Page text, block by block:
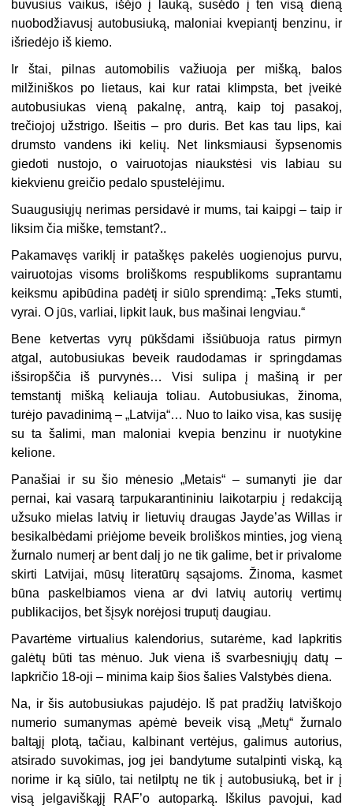
buvusius vaikus, išėjo į lauką, susėdo į ten visą dieną
nuobodžiavusį autobusiuką, maloniai kvepiantį benzinu, ir
išriedėjo iš kiemo.
Ir štai, pilnas automobilis važiuoja per mišką, balos
milžiniškos po lietaus, kai kur ratai klimpsta, bet įveikė
autobusiukas vieną pakalnę, antrą, kaip toj pasakoj,
trečiojoj užstrigo. Išeitis – pro duris. Bet kas tau lips, kai
drumsto vandens iki kelių. Net linksmiausi šypsenomis
giedoti nustojo, o vairuotojas niaukstėsi vis labiau su
kiekvienu greičio pedalo spustelėjimu.
Suaugusiųjų nerimas persidavė ir mums, tai kaipgi – taip ir
liksim čia miške, temstant?..
Pakamavęs variklį ir pataškęs pakelės uogienojus purvu,
vairuotojas visoms broliškoms respublikoms suprantamu
keiksmu apibūdina padėtį ir siūlo sprendimą: „Teks stumti,
vyrai. O jūs, varliai, lipkit lauk, bus mašinai lengviau.“
Bene ketvertas vyrų pūkšdami išsiūbuoja ratus pirmyn
atgal, autobusiukas beveik raudodamas ir springdamas
išsiropščia iš purvynės… Visi sulipa į mašiną ir per
temstantį mišką keliauja toliau. Autobusiukas, žinoma,
turėjo pavadinimą – „Latvija“… Nuo to laiko visa, kas susiję
su ta šalimi, man maloniai kvepia benzinu ir nuotykine
kelione.
Panašiai ir su šio mėnesio „Metais“ – sumanyti jie dar
pernai, kai vasarą tarpukarantininiu laikotarpiu į redakciją
užsuko mielas latvių ir lietuvių draugas Jayde’as Willas ir
besikalbėdami priėjome beveik broliškos minties, jog vieną
žurnalo numerį ar bent dalį jo ne tik galime, bet ir privalome
skirti Latvijai, mūsų literatūrų sąsajoms. Žinoma, kasmet
būna paskelbiamos viena ar dvi latvių autorių vertimų
publikacijos, bet šįsyk norėjosi truputį daugiau.
Pavartėme virtualius kalendorius, sutarėme, kad lapkritis
galėtų būti tas mėnuo. Juk viena iš svarbesniųjų datų –
lapkričio 18-oji – minima kaip šios šalies Valstybės diena.
Na, ir šis autobusiukas pajudėjo. Iš pat pradžių latviškojo
numerio sumanymas apėmė beveik visą „Metų“ žurnalo
baltąjį plotą, tačiau, kalbinant vertėjus, galimus autorius,
atsirado suvokimas, jog jei bandytume sutalpinti viską, ką
norime ir ką siūlo, tai netilptų ne tik į autobusiuką, bet ir į
visą jelgaviškąjį RAF’o autoparką. Iškilus pavojui, kad